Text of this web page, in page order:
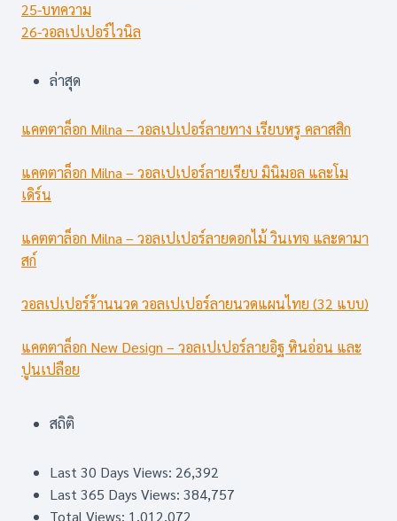
25-บทความ
26-วอลเปเปอร์ไวนิล
ล่าสุด
แคตตาล็อก Milna – วอลเปเปอร์ลายทาง เรียบหรู คลาสสิก
แคตตาล็อก Milna – วอลเปเปอร์ลายเรียบ มินิมอล และโม
เดิร์น
แคตตาล็อก Milna – วอลเปเปอร์ลายดอกไม้ วินเทจ และดามา
สก์
วอลเปเปอร์ร้านนวด วอลเปเปอร์ลายนวดแผนไทย (32 แบบ)
แคตตาล็อก New Design – วอลเปเปอร์ลายอิฐ หินอ่อน และ
ปูนเปลือย
สถิติ
Last 30 Days Views: 26,392
Last 365 Days Views: 384,757
Total Views: 1,012,072